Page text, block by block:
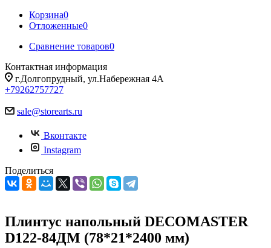
Корзина0
Отложенные0
Сравнение товаров0
Контактная информация
г.Долгопрудный, ул.Набережная 4А
+79262757727
sale@storearts.ru
Вконтакте
Instagram
Поделиться
Плинтус напольный DECOMASTER
D122-84ДМ (78*21*2400 мм)